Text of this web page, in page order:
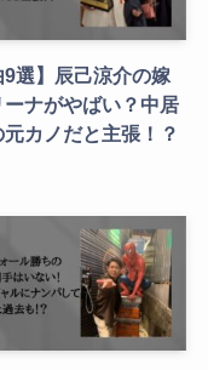
9選】辰己涼介の嫁
ーナがやばい？中居
元カノだと主張！？